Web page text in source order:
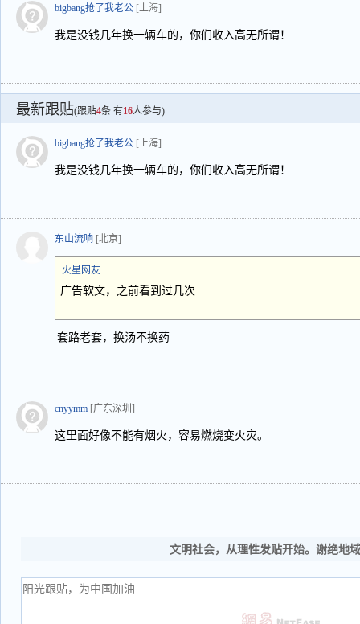
bigbang抢了我老公 [上海]
我是没钱几年换一辆车的，你们收入高无所谓！
最新跟贴(跟贴4条 有16人参与)
bigbang抢了我老公 [上海]
我是没钱几年换一辆车的，你们收入高无所谓！
东山流响 [北京]
火星网友
广告软文，之前看到过几次
套路老套，换汤不换药
cnyymm [广东深圳]
这里面好像不能有烟火，容易燃烧变火灾。
文明社会，从理性发贴开始。谢绝地